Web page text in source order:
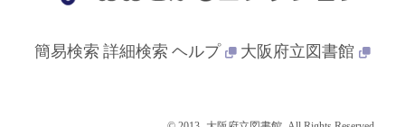
簡易検索 詳細検索 ヘルプ 大阪府立図書館